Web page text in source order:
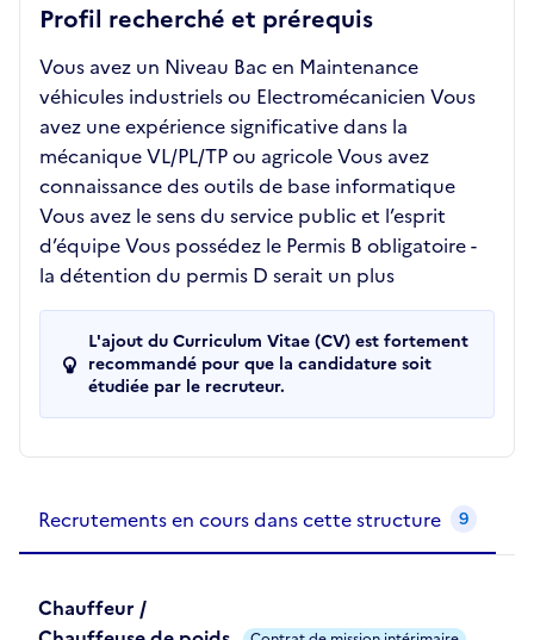
Profil recherché et prérequis
Vous avez un Niveau Bac en Maintenance
véhicules industriels ou Electromécanicien Vous
avez une expérience significative dans la
mécanique VL/PL/TP ou agricole Vous avez
connaissance des outils de base informatique
Vous avez le sens du service public et l’esprit
d’équipe Vous possédez le Permis B obligatoire -
la détention du permis D serait un plus
L'ajout du Curriculum Vitae (CV) est fortement
recommandé pour que la candidature soit
étudiée par le recruteur.
Recrutements en cours dans cette structure 9
Chauffeur /